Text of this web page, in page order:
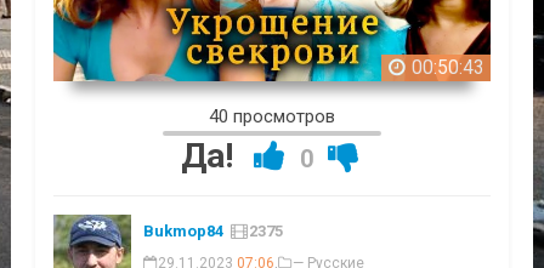
00:50:43
40 просмотров
Да! 0
Bukmop84 2375
29.11.2023 07:06, — Русские